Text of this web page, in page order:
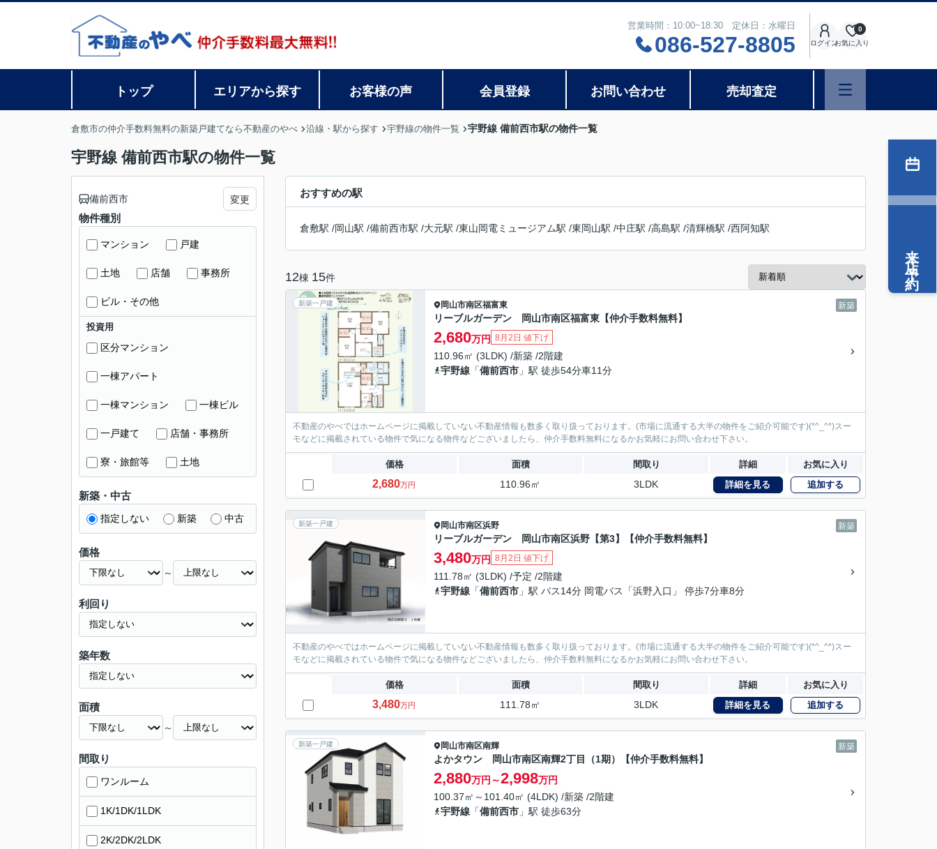
営業時間：10:00~18:30 定休日：水曜日
086-527-8805 ログインお気に入り
0
トップ エリアから探す お客様の声 会員登録 お問い合わせ 売却査定
倉敷市の仲介手数料無料の新築戸建てなら不動産のやべ 沿線・駅から探す 宇野線の物件一覧 宇野線 備前西市駅の物件一覧
宇野線 備前西市駅の物件一覧
おすすめの駅
倉敷駅 /岡山駅 /備前西市駅 /大元駅 /東山岡電ミュージアム駅 /東岡山駅 /中庄駅 /高島駅 /清輝橋駅 /西阿知駅
12棟 15件
新築一戸建 新築
岡山市南区福富東
リーブルガーデン 岡山市南区福富東【仲介手数料無料】
2,680万円 8月2日 値下げ
110.96㎡ (3LDK) /新築 /2階建
宇野線 「備前西市 」駅 徒歩54分車11分
不動産のやべではホームページに掲載していない不動産情報も数多く取り扱っております。(市場に流通する大半の物件をご紹介可能です)(*^_^*)スー
モなどに掲載されている物件で気になる物件などございましたら、仲介手数料無料になるかお気軽にお問い合わせ下さい。
価格 面積 間取り 詳細 お気に入り
2,680万円 110.96㎡ 3LDK 詳細を見る 追加する
新築一戸建 新築
岡山市南区浜野
リーブルガーデン 岡山市南区浜野【第3】【仲介手数料無料】
3,480万円 8月2日 値下げ
111.78㎡ (3LDK) /予定 /2階建
宇野線 「備前西市 」駅 バス14分 岡電バス「浜野入口」 停歩7分車8分
不動産のやべではホームページに掲載していない不動産情報も数多く取り扱っております。(市場に流通する大半の物件をご紹介可能です)(*^_^*)スー
モなどに掲載されている物件で気になる物件などございましたら、仲介手数料無料になるかお気軽にお問い合わせ下さい。
価格 面積 間取り 詳細 お気に入り
3,480万円 111.78㎡ 3LDK 詳細を見る 追加する
新築一戸建 新築
岡山市南区南輝
よかタウン 岡山市南区南輝2丁目（1期）【仲介手数料無料】
2,880万円～2,998万円
100.37㎡～101.40㎡ (4LDK) /新築 /2階建
宇野線 「備前西市 」駅 徒歩63分
備前西市 変更
物件種別
マンション 戸建
土地 店舗 事務所
ビル・その他
投資用
区分マンション
一棟アパート
一棟マンション 一棟ビル
一戸建て 店舗・事務所
寮・旅館等 土地
新築・中古
指定しない 新築 中古
価格
～
利回り
築年数
面積
～
間取り
ワンルーム
1K/1DK/1LDK
2K/2DK/2LDK
来店予約